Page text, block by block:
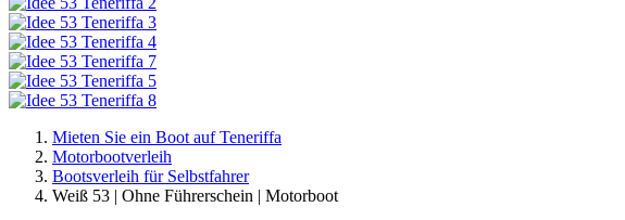
Mieten Sie ein Boot auf Teneriffa
Motorbootverleih
Bootsverleih für Selbstfahrer
Weiß 53 | Ohne Führerschein | Motorboot